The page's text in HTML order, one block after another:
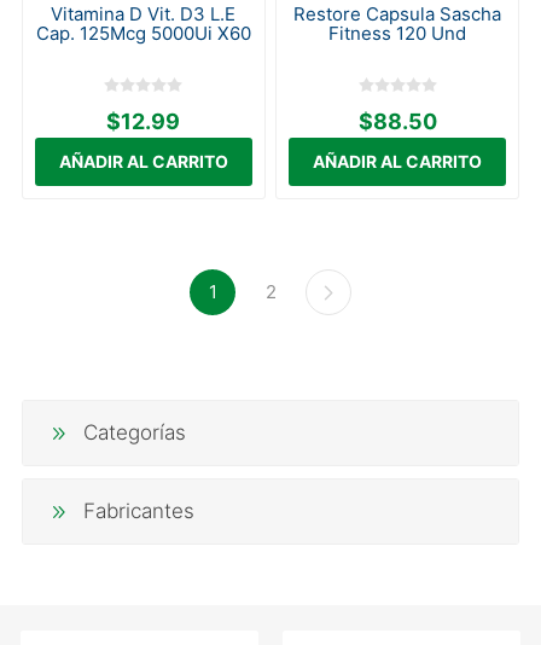
Vitamina D Vit. D3 L.E
Cap. 125Mcg 5000Ui X60
$12.99
Restore Capsula Sascha
Fitness 120 Und
$88.50
1 2
Categorías
Fabricantes